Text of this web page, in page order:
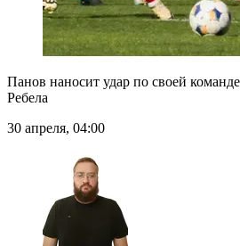
Панов наносит удар по своей
Ребела
30 апреля, 04:00